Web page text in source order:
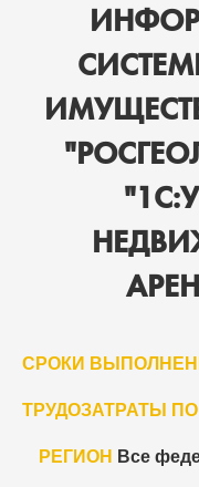
СРОКИ
ТРУДОЗАТРАТЫ
РЕГИОН Все